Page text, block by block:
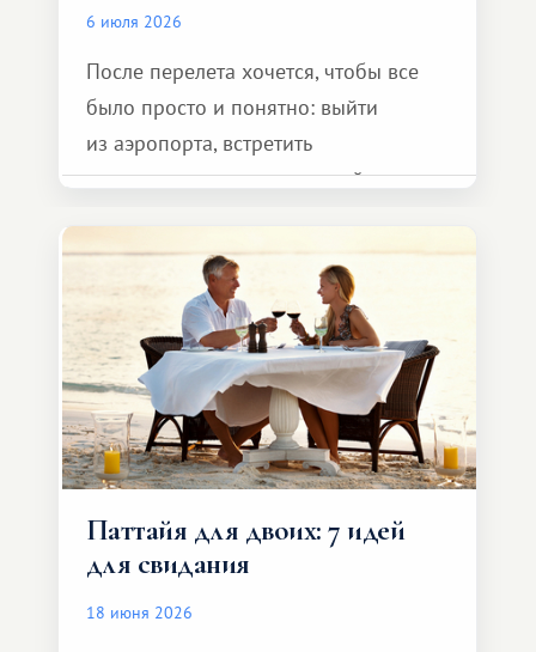
6 июля 2026
После перелета хочется, чтобы все
было просто и понятно: выйти
из аэропорта, встретить
представителя транспортной
и спокойно доехать до курорта.
Паттайя для двоих: 7 идей
для свидания
18 июня 2026